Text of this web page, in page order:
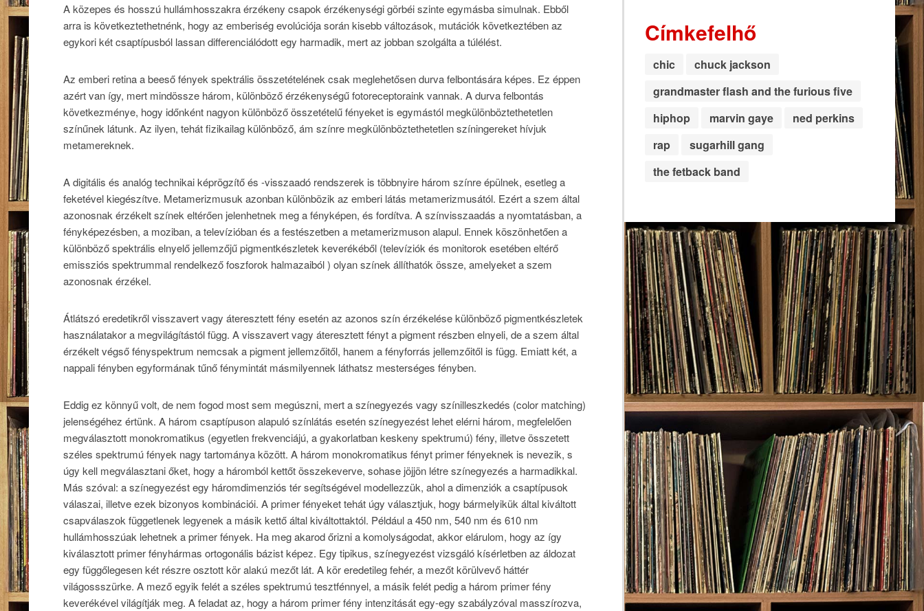
A közepes és hosszú hullámhosszakra érzékeny csapok érzékenységi görbéi szinte egymásba simulnak. Ebből
arra is következtethetnénk, hogy az emberiség evolúciója során kisebb változások, mutációk következtében az
egykori két csaptípusból lassan differenciálódott egy harmadik, mert az jobban szolgálta a túlélést.
Az emberi retina a beeső fények spektrális összetételének csak meglehetősen durva felbontására képes. Ez éppen
azért van így, mert mindössze három, különböző érzékenységű fotoreceptoraink vannak. A durva felbontás
következménye, hogy időnként nagyon különböző összetételű fényeket is egymástól megkülönböztethetetlen
színűnek látunk. Az ilyen, tehát fizikailag különböző, ám színre megkülönböztethetetlen színingereket hívjuk
metamereknek.
A digitális és analóg technikai képrögzítő és -visszaadó rendszerek is többnyire három színre épülnek, esetleg a
feketével kiegészítve. Metamerizmusuk azonban különbözik az emberi látás metamerizmusától. Ezért a szem által
azonosnak érzékelt színek eltérően jelenhetnek meg a fényképen, és fordítva. A színvisszaadás a nyomtatásban, a
fényképezésben, a moziban, a televízióban és a festészetben a metamerizmuson alapul. Ennek köszönhetően a
különböző spektrális elnyelő jellemzőjű pigmentkészletek keverékéből (televíziók és monitorok esetében eltérő
emissziós spektrummal rendelkező foszforok halmazaiból ) olyan színek állíthatók össze, amelyeket a szem
azonosnak érzékel.
Átlátszó eredetikről visszavert vagy áteresztett fény esetén az azonos szín érzékelése különböző pigmentkészletek
használatakor a megvilágítástól függ. A visszavert vagy áteresztett fényt a pigment részben elnyeli, de a szem által
érzékelt végső fényspektrum nemcsak a pigment jellemzőitől, hanem a fényforrás jellemzőitől is függ. Emiatt két, a
nappali fényben egyformának tűnő fénymintát másmilyennek láthatsz mesterséges fényben.
Eddig ez könnyű volt, de nem fogod most sem megúszni, mert a színegyezés vagy színilleszkedés (color matching)
jelenségéhez értünk. A három csaptípuson alapuló színlátás esetén színegyezést lehet elérni három, megfelelően
megválasztott monokromatikus (egyetlen frekvenciájú, a gyakorlatban keskeny spektrumú) fény, illetve összetett
széles spektrumú fények nagy tartománya között. A három monokromatikus fényt primer fényeknek is nevezik, s
úgy kell megválasztani őket, hogy a háromból kettőt összekeverve, sohase jöjjön létre színegyezés a harmadikkal.
Más szóval: a színegyezést egy háromdimenziós tér segítségével modellezzük, ahol a dimenziók a csaptípusok
válaszai, illetve ezek bizonyos kombinációi. A primer fényeket tehát úgy választjuk, hogy bármelyikük által kiváltott
csapválaszok függetlenek legyenek a másik kettő által kiváltottaktól. Például a 450 nm, 540 nm és 610 nm
hullámhosszúak lehetnek a primer fények. Ha meg akarod őrizni a komolyságodat, akkor elárulom, hogy az így
kiválasztott primer fényhármas ortogonális bázist képez. Egy tipikus, színegyezést vizsgáló kísérletben az áldozat
egy függőlegesen két részre osztott kör alakú mezőt lát. A kör eredetileg fehér, a mezőt körülvevő háttér
világossszürke. A mező egyik felét a széles spektrumú tesztfénnyel, a másik felét pedig a három primer fény
keverékével világítják meg. A feladat az, hogy a három primer fény intenzitását egy-egy szabályzóval masszírozva,
Címkefelhő
chic
chuck jackson
grandmaster flash and the furious five
hiphop
marvin gaye
ned perkins
rap
sugarhill gang
the fetback band